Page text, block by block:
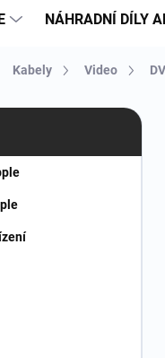
NÁHRADNÍ DÍLY
Kabely Video